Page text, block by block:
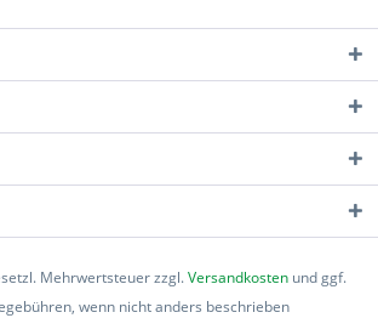
Mehrwertsteuer zzgl.Versandkosten und ggf.
wenn nicht anders beschrieben